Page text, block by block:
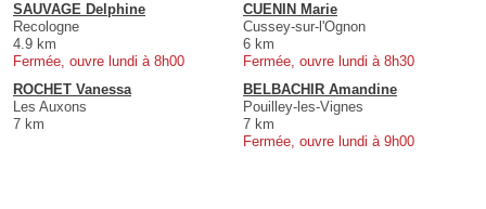
SAUVAGE Delphine
Recologne
4.9 km
Fermée, ouvre lundi à 8h00
CUENIN Marie
Cussey-sur-l'Ognon
6 km
Fermée, ouvre lundi à 8h30
ROCHET Vanessa
Les Auxons
7 km
BELBACHIR Amandine
Pouilley-les-Vignes
7 km
Fermée, ouvre lundi à 9h00